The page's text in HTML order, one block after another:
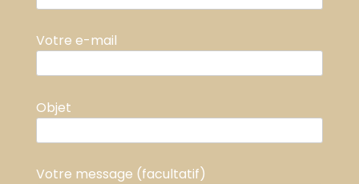
Votre e-mail
Objet
Votre message (facultatif)